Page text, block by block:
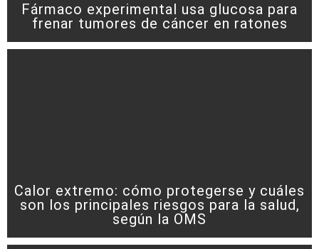
Fármaco experimental usa glucosa para
frenar tumores de cáncer en ratones
Calor extremo: cómo protegerse y cuáles
son los principales riesgos para la salud,
según la OMS